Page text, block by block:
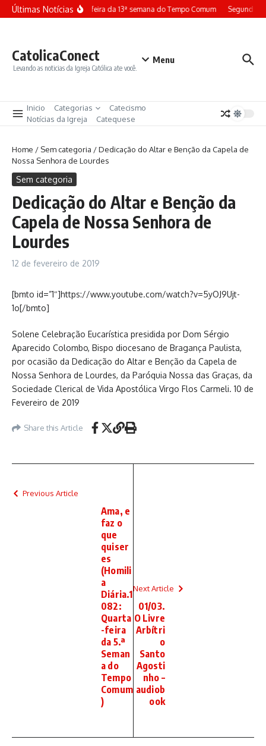
Ir para o conteúdo
Últimas NotíciasTerça-feira da 13ª semana do Tempo Comum Segunda-
CatolicaConect
Levando as noticias da Igreja Católica ate você.
Menu
Inicio Categorias
Catecismo
Notícias da Igreja
Catequese
Home / Sem categoria /Dedicação do Altar e Benção da Capela de
Nossa Senhora de Lourdes
Sem categoria
Dedicação do Altar e Benção da
Capela de Nossa Senhora de
Lourdes
12 de fevereiro de 2019
[bmto id=”1″]https://www.youtube.com/watch?v=5yOJ9Ujt-
1o[/bmto]
Solene Celebração Eucarística presidida por Dom Sérgio
Aparecido Colombo, Bispo diocesano de Bragança Paulista,
por ocasião da Dedicação do Altar e Benção da Capela de
Nossa Senhora de Lourdes, da Paróquia Nossa das Graças, da
Sociedade Clerical de Vida Apostólica Virgo Flos Carmeli. 10 de
Fevereiro de 2019
Share this Article
Previous Article
Ama, e
faz o
que
quiser
es
(Homili
a
Diária.1
082:
Quarta
-feira
da 5.ª
Seman
a do
Tempo
Comum
)
Next Article
01/03.
O Livre
Arbítri
o
Santo
Agosti
nho –
audiob
ook